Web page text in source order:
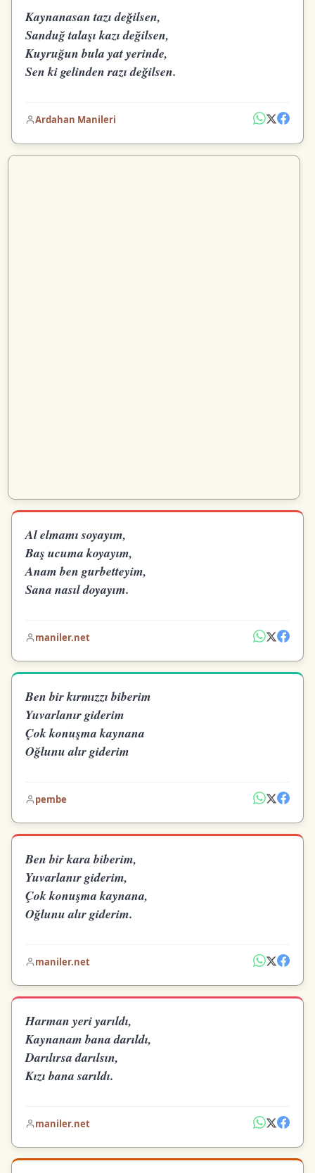
Kaynanasan tazı değilsen,
Sanduğ talaşı kazı değilsen,
Kuyruğun bula yat yerinde,
Sen ki gelinden razı değilsen.
Ardahan Manileri
Al elmamı soyayım,
Baş ucuma koyayım,
Anam ben gurbetteyim,
Sana nasıl doyayım.
maniler.net
Ben bir kırmızzı biberim
Yuvarlanır giderim
Çok konuşma kaynana
Oğlunu alır giderim
pembe
Ben bir kara biberim,
Yuvarlanır giderim,
Çok konuşma kaynana,
Oğlunu alır giderim.
maniler.net
Harman yeri yarıldı,
Kaynanam bana darıldı,
Darılırsa darılsın,
Kızı bana sarıldı.
maniler.net